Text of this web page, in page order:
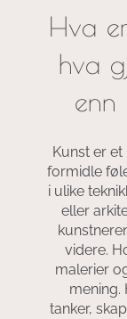
Hva
hva
enn
Kunst er
formidle
i ulike
eller
videre.
malerier
mening.
tanker,